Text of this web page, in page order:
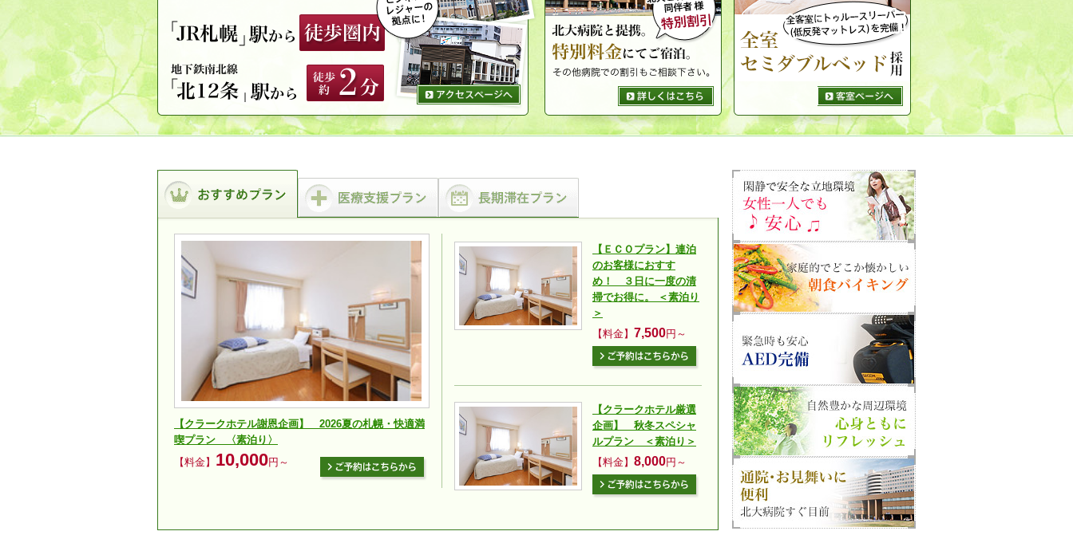
【クラークホテル謝恩企画】 2026夏の札幌・快適満
喫プラン 〈素泊り〉
【料金】 10,000円～
【ＥＣＯプラン】連泊
のお客様におすす
め！ ３日に一度の清
掃でお得に。 ＜素泊り
＞
【料金】 7,500円～
【クラークホテル厳選
企画】 秋冬スペシャ
ルプラン ＜素泊り＞
【料金】 8,000円～